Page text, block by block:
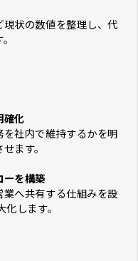
状の数値を整理し、代
確化
社内で維持するかを明
ます。
ーを構築
へ共有する仕組みを設
します。